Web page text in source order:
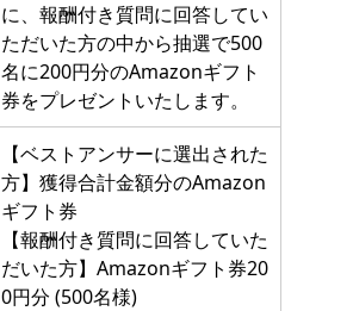
に、報酬付き質問に回答してい
ただいた方の中から抽選で500
名に200円分のAmazonギフト
券をプレゼントいたします。
【ベストアンサーに選出された
方】獲得合計金額分のAmazon
ギフト券
【報酬付き質問に回答していた
だいた方】Amazonギフト券20
0円分 (500名様)